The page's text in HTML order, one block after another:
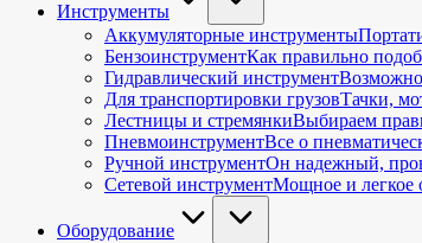
Инструменты
Аккумуляторные инструменты
БензоинструментКак правильно
Гидравлический инструмент
Для транспортировки грузовТачки,
Лестницы и стремянкиВыбираем
ПневмоинструментВсе о
Ручной инструментОн надежный,
Сетевой инструментМощное и легкое
Оборудование